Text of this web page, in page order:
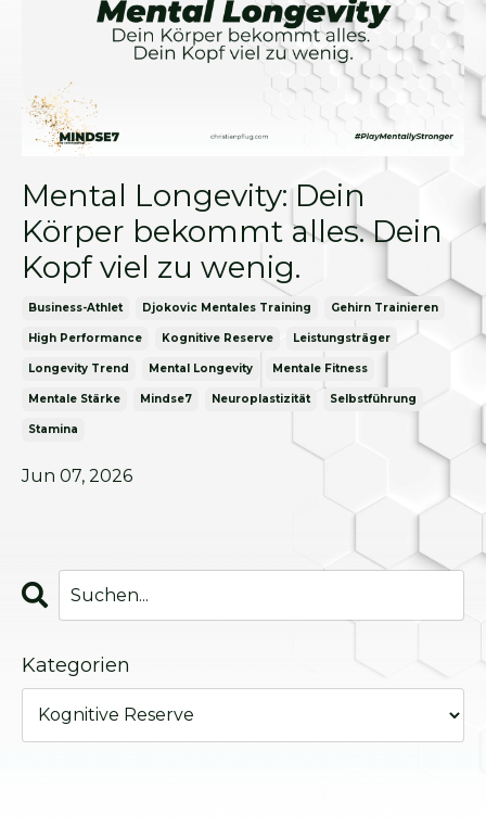
Mental Longevity: Dein
Körper bekommt alles. Dein
Kopf viel zu wenig.
Business-Athlet Djokovic Mentales Training Gehirn Trainieren
High Performance Kognitive Reserve Leistungsträger
Longevity Trend Mental Longevity Mentale Fitness
Mentale Stärke Mindse7 Neuroplastizität Selbstführung
Stamina
Jun 07, 2026
Kategorien